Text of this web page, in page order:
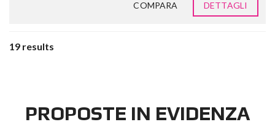
COMPARA DETTAGLI
19 results
PROPOSTE IN EVIDENZA